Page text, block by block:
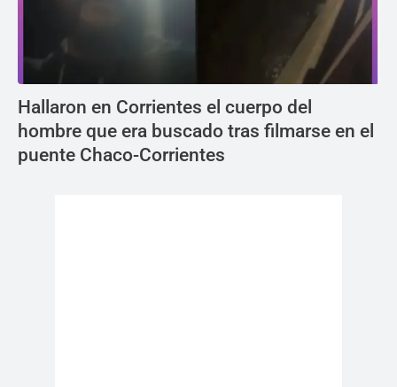
Hallaron en Corrientes el cuerpo del
hombre que era buscado tras filmarse en el
puente Chaco-Corrientes